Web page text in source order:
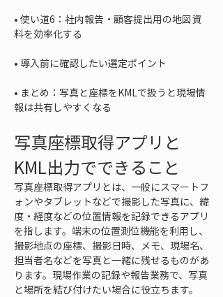
• 使い道6：社内報告・顧客提出用の地図資
•
• まとめ：写真と座標をKMLで扱うと現場情
報は共有しやすくなる
写真座標取得アプリと
KML出力でできること
写真座標取得アプリとは、一般にスマートフ
ォンやタブレットなどで撮影した写真に、緯
度・経度などの位置情報を記録できるアプリ
を指します。端末の位置測位機能を利用し、
撮影地点の座標、撮影日時、メモ、現場名、
担当者名などを写真と一緒に残せるものがあ
ります。現場作業の記録や報告業務で、写真
と場所を結び付けたい場合に役立ちます。